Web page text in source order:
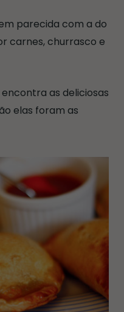
parecida com a do
carnes, churrasco e
as deliciosas
elas foram as